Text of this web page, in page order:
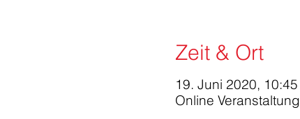
Zeit & Ort
19. Juni 2020, 10:45
Online Veranstaltung